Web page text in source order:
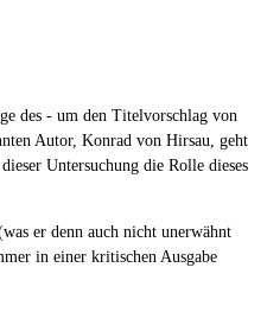
des - um den Titelvorschlag von
Autor, Konrad von Hirsau, geht
Untersuchung die Rolle dieses
er denn auch nicht unerwähnt
in einer kritischen Ausgabe